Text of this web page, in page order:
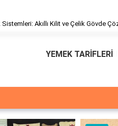
YEMEK TARİFLERİ